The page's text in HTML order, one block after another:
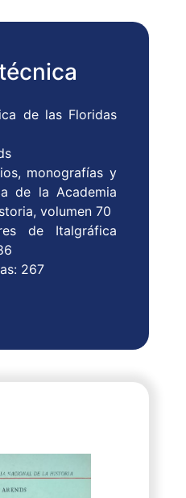
de las Floridas
monografías y
de la Academia
volumen 70
de Italgráfica
267